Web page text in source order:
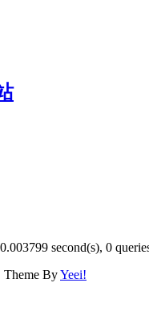
second(s), 0
Theme ByYeei!